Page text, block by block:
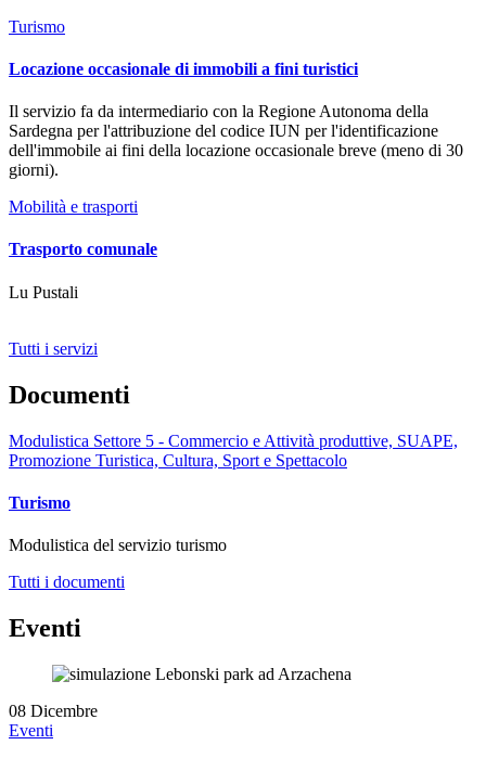
Turismo
Locazione occasionale di immobili a fini turistici
Il servizio fa da intermediario con la Regione Autonoma della
Sardegna per l'attribuzione del codice IUN per l'identificazione
dell'immobile ai fini della locazione occasionale breve (meno di 30
giorni).
Mobilità e trasporti
Trasporto comunale
Lu Pustali
Tutti i servizi
Documenti
Modulistica Settore 5 - Commercio e Attività produttive, SUAPE,
Promozione Turistica, Cultura, Sport e Spettacolo
Turismo
Modulistica del servizio turismo
Tutti i documenti
Eventi
08 Dicembre
Eventi